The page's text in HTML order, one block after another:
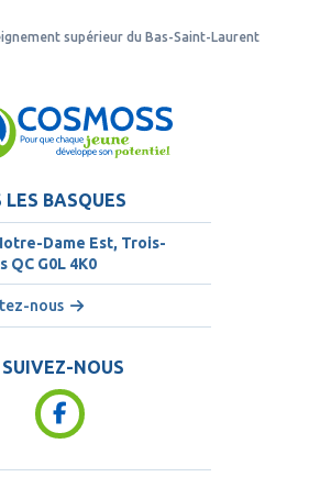
supérieur du Bas-Saint-Laurent
LES BASQUES
Dame Est, Trois-
QC G0L 4K0
nous
SUIVEZ-NOUS